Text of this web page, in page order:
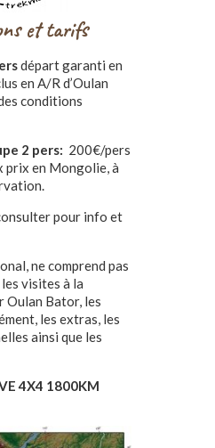
et tarifs
départ garanti en
en A/R d’Oulan
conditions
2 pers: 200€/pers
prix en Mongolie, à
pour info et
ne comprend pas
visites à la
Oulan Bator, les
les extras, les
ainsi que les
4X4 1800KM